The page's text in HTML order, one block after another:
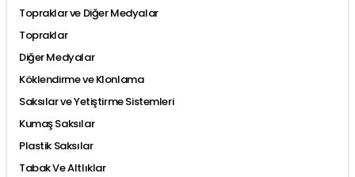
Topraklar ve Diğer Medyalar
Topraklar
Diğer Medyalar
Köklendirme ve Klonlama
Saksılar ve Yetiştirme Sistemleri
Kumaş Saksılar
Plastik Saksılar
Tabak Ve Altlıklar